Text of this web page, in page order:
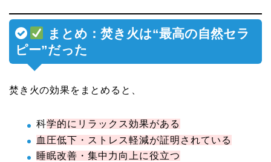
まとめ：焚き火は“最高の自然セラ
ピー”だった
焚き火の効果をまとめると、
科学的にリラックス効果がある
血圧低下・ストレス軽減が証明されている
睡眠改善・集中力向上に役立つ